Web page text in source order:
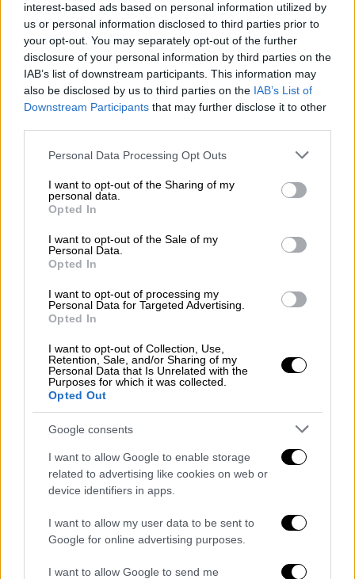
interest-based ads based on personal information utilized by
us or personal information disclosed to third parties prior to
your opt-out. You may separately opt-out of the further
disclosure of your personal information by third parties on the
IAB’s list of downstream participants. This information may
also be disclosed by us to third parties on the IAB’s List of
Downstream Participants that may further disclose it to other
Please note that this website/app uses one or more Google
not limited to your visit or usage behaviour. You may click to
grant or deny consent to Google and its third-party tags to
use your data for below specified purposes in below Google
consent section.
Personal Data Processing Opt Outs
I want to opt-out of the Sharing of my
personal data.
Opted In
I want to opt-out of the Sale of my
Personal Data.
Opted In
I want to opt-out of processing my
Personal Data for Targeted Advertising.
Opted In
I want to opt-out of Collection, Use,
Retention, Sale, and/or Sharing of my
Personal Data that Is Unrelated with the
Purposes for which it was collected.
Opted Out
Google consents
I want to allow Google to enable storage
related to advertising like cookies on web or
device identifiers in apps.
I want to allow my user data to be sent to
Google for online advertising purposes.
I want to allow Google to send me
εκπρόσωπος τύπουτουΚινήματος
Αλλαγήςέκανε λόγο για μία γυναίκα «πάντα
με όρεξη για την υπεράσπιση των
ανθρωπίνων δικαιωμάτων» και εξέφρασε τα
συλλυπητήριά του στην οικογένεια και τους
οικείους της σημαντικής ΛΟΑΤΚΙ
ακτιβίστριας.
θάνατο της Μαρίνας Γαλανού
Μια αγωνίστρια των δικαιωμάτων της τρανς
κοινότητας, μια γυναίκα με πάθος, βαθιά
γνώση των ζητημάτων που απασχολούν την
ΛΟΑΤΚΙ κοινότητα και πάντα με όρεξη για
την υπεράσπιση των ανθρωπίνων
δικαιωμάτων. Θα τη θυμόμαστε για τη
συμβολή της στην αλλαγή της κοινωνίας μας
και το σημαντικό έργο που αφήνει πίσω της.
Η Μαρίνα μας έμαθε πολλά. Ειλικρινή
συλλυπητήρια στην οικογένεια και τους
οικείους της.
Όλες οι ειδήσεις
Νέα μέτρα: Σαφάρι ελέγχων από το Σάββατο
- Τι θα ζητούν οι Αρχές από εμβολιασμένους